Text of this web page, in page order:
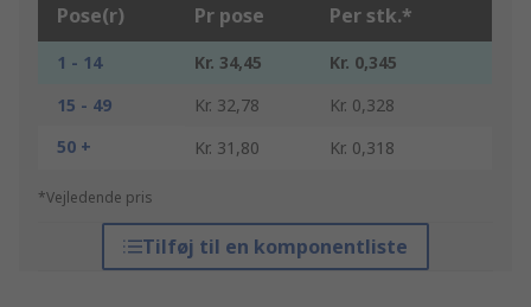
Pose(r) Pr pose Per stk.*
1 - 14 Kr. 34,45
Kr. 0,345
15 - 49
Kr. 32,78
Kr. 0,328
50 +
Kr. 31,80 Kr. 0,318
*Vejledende pris
Tilføj til en komponentliste